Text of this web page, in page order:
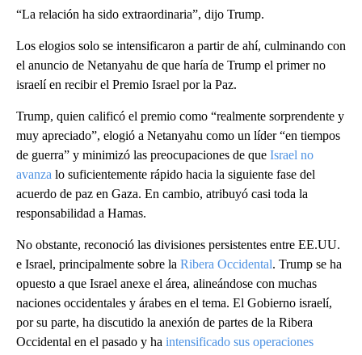
“La relación ha sido extraordinaria”, dijo Trump.
Los elogios solo se intensificaron a partir de ahí, culminando con
el anuncio de Netanyahu de que haría de Trump el primer no
israelí en recibir el Premio Israel por la Paz.
Trump, quien calificó el premio como “realmente sorprendente y
muy apreciado”, elogió a Netanyahu como un líder “en tiempos
de guerra” y minimizó las preocupaciones de que Israel no
avanza lo suficientemente rápido hacia la siguiente fase del
acuerdo de paz en Gaza. En cambio, atribuyó casi toda la
responsabilidad a Hamas.
No obstante, reconoció las divisiones persistentes entre EE.UU.
e Israel, principalmente sobre la Ribera Occidental. Trump se ha
opuesto a que Israel anexe el área, alineándose con muchas
naciones occidentales y árabes en el tema. El Gobierno israelí,
por su parte, ha discutido la anexión de partes de la Ribera
Occidental en el pasado y ha intensificado sus operaciones